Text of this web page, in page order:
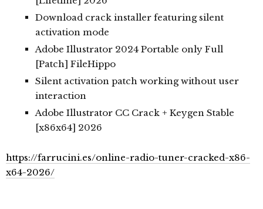
Download crack installer featuring silent
activation mode
Adobe Illustrator 2024 Portable only Full
[Patch] FileHippo
Silent activation patch working without user
interaction
Adobe Illustrator CC Crack + Keygen Stable
[x86x64] 2026
https://farrucini.es/online-radio-tuner-cracked-x86-
x64-2026/